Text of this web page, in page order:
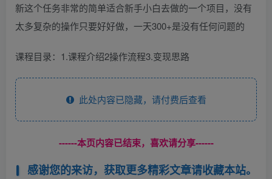
新这个任务非常的简单适合新手小白去做的一个项目，没有
太多复杂的操作只要好好做，一天300+是没有任何问题的
课程目录：1.课程介绍2操作流程3.变现思路
此处内容已隐藏，请付费后查看
------本页内容已结束，喜欢请分享------
感谢您的来访，获取更多精彩文章请收藏本站。